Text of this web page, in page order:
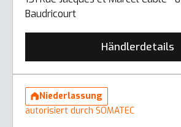
Baudricourt
Händlerdetails
Niederlassung
autorisiert durch SOMATEC